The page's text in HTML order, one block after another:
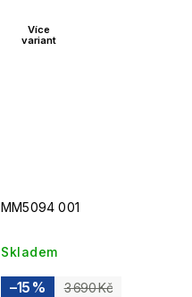
Více
variant
MM5094 001
Skladem
3 690 Kč
–15 %